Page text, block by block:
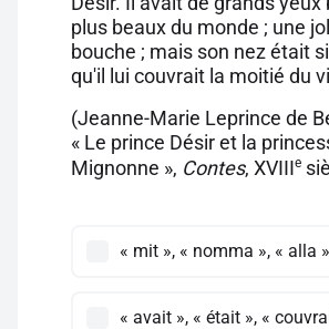
plus beaux du monde ; une
bouche ; mais son nez était
qu'il lui couvrait la moitié du
(Jeanne-Marie Leprince de
« Le prince Désir et la
Mignonne », Contes, XVIIIe
« mit », « nomma », « alla »
« avait », « était », «